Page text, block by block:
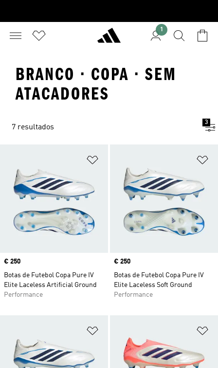
1
BRANCO · COPA · SEM
ATACADORES
7 resultados
3
Price
€ 250
Botas de Futebol Copa Pure IV
Elite Laceless Artificial Ground
Performance
Price
€ 250
Botas de Futebol Copa Pure IV
Elite Laceless Soft Ground
Performance